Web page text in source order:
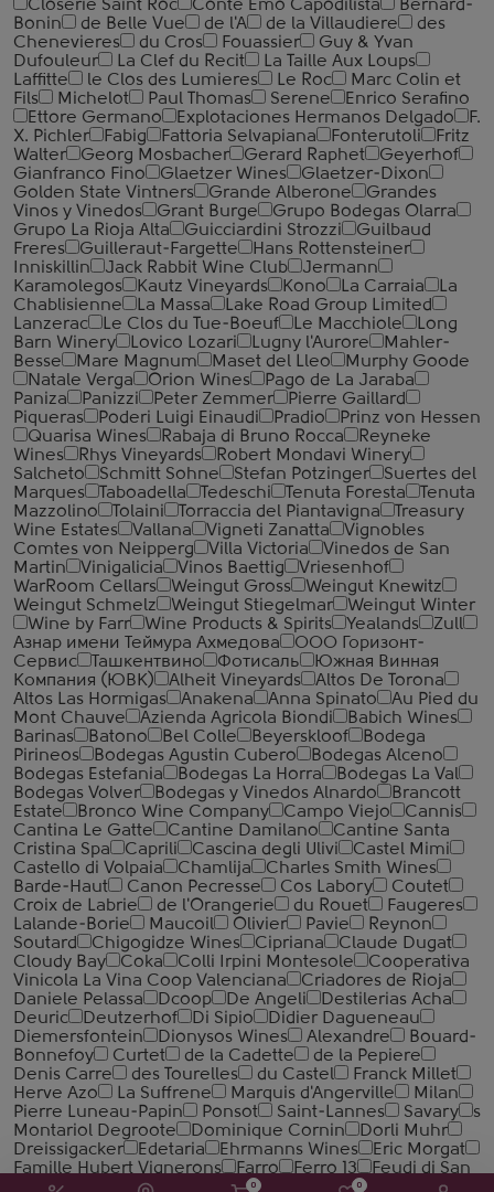
0 0
Closerie Saint Roc
Conte Emo Capodilista
Bernard-
Bonin
de Belle Vue de l'A de la Villaudiere
des
Chenevieres
du Cros Fouassier
Guy & Yvan
Dufouleur
La Clef du Recit
La Taille Aux Loups
Laffitte
le Clos des Lumieres Le Roc
Marc Colin et
Fils
Michelot Paul Thomas Serene
Enrico Serafino
Ettore Germano
Explotaciones Hermanos Delgado
F.
X. Pichler
Fabig Fattoria Selvapiana Fonterutoli
Fritz
Walter
Georg Mosbacher Gerard Raphet
Geyerhof
Gianfranco Fino
Glaetzer Wines
Glaetzer-Dixon
Golden State Vintners
Grande Alberone
Grandes
Vinos y Vinedos
Grant Burge
Grupo Bodegas Olarra
Grupo La Rioja Alta
Guicciardini Strozzi
Guilbaud
Freres
Guilleraut-Fargette
Hans Rottensteiner
Inniskillin
Jack Rabbit Wine Club
Jermann
Karamolegos
Kautz Vineyards Kono La Carraia
La
Chablisienne
La Massa
Lake Road Group Limited
Lanzerac
Le Clos du Tue-Boeuf Le Macchiole
Long
Barn Winery
Lovico Lozari Lugny l'Aurore
Mahler-
Besse
Mare Magnum Maset del Lleo
Murphy Goode
Natale Verga
Orion Wines
Pago de La Jaraba
Paniza
Panizzi Peter Zemmer
Pierre Gaillard
Piqueras
Poderi Luigi Einaudi Pradio
Prinz von Hessen
Quarisa Wines
Rabaja di Bruno Rocca
Reyneke
Wines
Rhys Vineyards
Robert Mondavi Winery
Salcheto
Schmitt Sohne Stefan Potzinger
Suertes del
Marques
Taboadella Tedeschi Tenuta Foresta
Tenuta
Mazzolino
Tolaini Torraccia del Piantavigna
Treasury
Wine Estates
Vallana Vigneti Zanatta
Vignobles
Comtes von Neipperg
Villa Victoria
Vinedos de San
Martin
Vinigalicia Vinos Baettig
Vriesenhof
WarRoom Cellars
Weingut Gross
Weingut Knewitz
Weingut Schmelz
Weingut Stiegelmar
Weingut Winter
Wine by Farr
Wine Products & Spirits Yealands
Zull
Азнар имени Теймура Ахмедова
ООО Горизонт-
Сервис
Ташкентвино Фотисаль
Южная Винная
Компания (ЮВК)
Alheit Vineyards
Altos De Torona
Altos Las Hormigas
Anakena Anna Spinato
Au Pied du
Mont Chauve
Azienda Agricola Biondi
Babich Wines
Barinas
Batono Bel Colle Beyerskloof
Bodega
Pirineos
Bodegas Agustin Cubero
Bodegas Alceno
Bodegas Estefania
Bodegas La Horra
Bodegas La Val
Bodegas Volver
Bodegas y Vinedos Alnardo
Brancott
Estate
Bronco Wine Company Campo Viejo
Cannis
Cantina Le Gatte
Cantine Damilano
Cantinе Santa
Cristina Spa
Caprili Cascina degli Ulivi
Castel Mimi
Castello di Volpaia
Chamlija
Charles Smith Wines
Barde-Haut
Canon Pecresse Cos Labory
Coutet
Croix de Labrie
de l'Orangerie du Rouet
Faugeres
Lalande-Borie
Maucoil Olivier Pavie
Reynon
Soutard
Chigogidze Wines Cipriana
Claude Dugat
Cloudy Bay
Coka Colli Irpini Montesole
Cooperativa
Vinicola La Vina Coop Valenciana
Criadores de Rioja
Daniele Pelassa
Dcoop De Angeli
Destilerias Acha
Deuric
Deutzerhof Di Sipio
Didier Dagueneau
Diemersfontein
Dionysos Wines Alexandre
Bouard-
Bonnefoy
Curtet de la Cadette
de la Pepiere
Denis Carre
des Tourelles du Castel
Franck Millet
Herve Azo
La Suffrene Marquis d'Angerville
Milan
Pierre Luneau-Papin
Ponsot Saint-Lannes Savary
s
Montariol Degroote
Dominique Cornin
Dorli Muhr
Dreissigacker
Edetaria Ehrmanns Wines
Eric Morgat
Famille Hubert Vignerons
Farro Ferro 13
Feudi di San
Marzano (Cantine San Marzano)
Finca Allende Fondo